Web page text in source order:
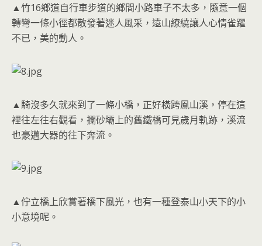
▲竹16鄉道自行車步道的鄉間小路車子不太多，隨意一個
轉彎一條小徑都散發著迷人風采，遠山繚繞讓人心情雀躍
不已，美的動人。
▲騎沒多久就來到了一條小橋，正好橫跨鳳山溪，停在這
裡往左往右觀看，攔砂壩上的舊鐵橋可見歲月軌跡，溪流
也豪邁大器的往下奔流。
▲佇立橋上欣賞著橋下風光，也有一種登泰山小天下的小
小意境呢。